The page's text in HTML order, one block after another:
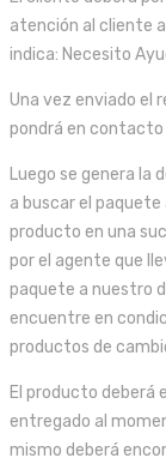
atención al cliente
indica: Necesito
Una vez enviado el
pondrá en
Luego se genera la
a buscar el paquete
producto en una
por el agente que
paquete a nuestro
encuentre en
productos de
El producto
entregado al
mismo deberá